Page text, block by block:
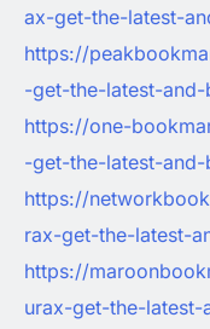
ax-get-the-latest-
https://
-get-the-latest-
https://one-
-get-the-latest-
https://
rax-get-the-latest-
https://
urax-get-the-